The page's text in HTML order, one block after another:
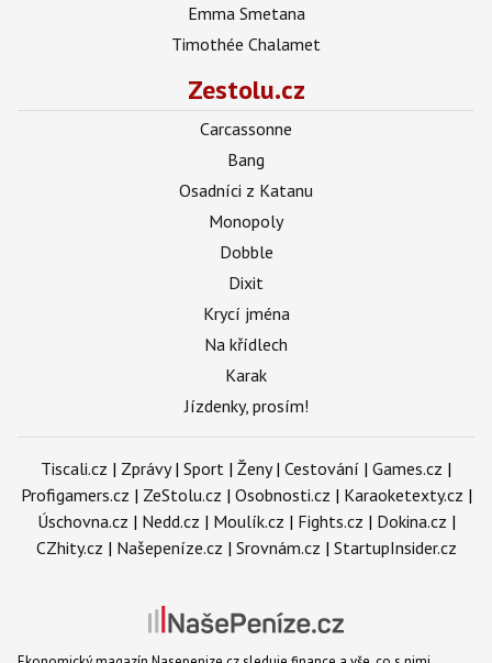
Emma Smetana
Timothée Chalamet
Zestolu.cz
Carcassonne
Bang
Osadníci z Katanu
Monopoly
Dobble
Dixit
Krycí jména
Na křídlech
Karak
Jízdenky, prosím!
Tiscali.cz | Zprávy| Sport | Ženy| Cestování | Games.cz |
Profigamers.cz | ZeStolu.cz | Osobnosti.cz | Karaoketexty.cz |
Úschovna.cz | Nedd.cz | Moulík.cz | Fights.cz | Dokina.cz |
CZhity.cz | Našepeníze.cz | Srovnám.cz | StartupInsider.cz